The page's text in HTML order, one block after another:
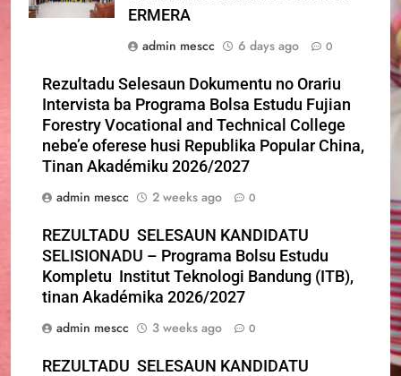
ERMERA
admin mescc
6 days ago 0
Rezultadu Selesaun Dokumentu no Orariu
Intervista ba Programa Bolsa Estudu Fujian
Forestry Vocational and Technical College
nebe’e oferese husi Republika Popular China,
Tinan Akadémiku 2026/2027
admin mescc
2 weeks ago 0
REZULTADU SELESAUN KANDIDATU
SELISIONADU – Programa Bolsu Estudu
Kompletu Institut Teknologi Bandung (ITB),
tinan Akadémika 2026/2027
admin mescc
3 weeks ago 0
REZULTADU SELESAUN KANDIDATU